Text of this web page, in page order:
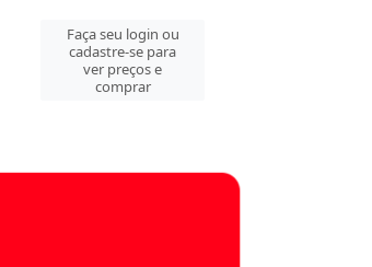
Faça seu login ou
cadastre-se para
ver preços e
comprar